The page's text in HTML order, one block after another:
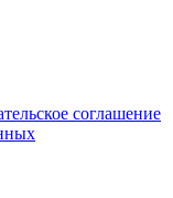
соглашение